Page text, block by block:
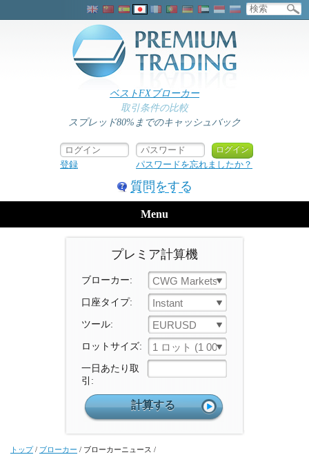
ベストFXブローカー
取引条件の比較
スプレッド80%までのキャッシュバック
登録 パスワードを忘れましたか？
質問をする
Menu
プレミア計算機
ブローカー: CWG Markets
口座タイプ: Instant
ツール: EURUSD
ロットサイズ: 1 ロット (1 000 ユニット)
一日あたり取
引:
トップ/ ブローカー / ブローカーニュース /